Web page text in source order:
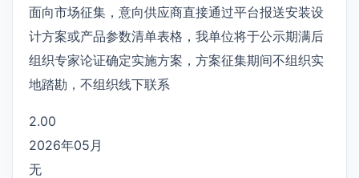
面向市场征集，意向供应商直接通过平台报送安装设
计方案或产品参数清单表格，我单位将于公示期满后
组织专家论证确定实施方案，方案征集期间不组织实
地踏勘，不组织线下联系
2.00
2026年05月
无